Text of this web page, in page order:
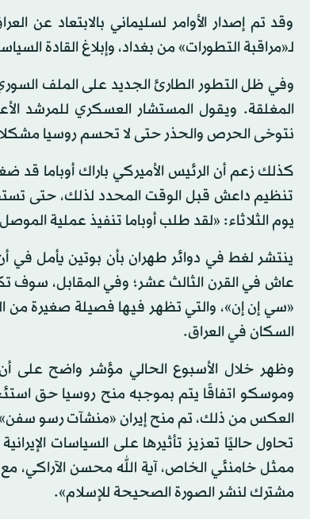
وقد تم إصدار الأوامر لسليماني بالابتعاد عن
لـ«مراقبة التطورات» من بغداد، وإبلاغ القادة
وفي ظل التطور الطارئ الجديد على الملف
المغلقة. ويقول المستشار العسكري للمرشد
نتوخى الحرص والحذر حتى لا تحسم روسيا
كذلك زعم أن الرئيس الأميركي باراك أوباما
تنظيم داعش قبل الوقت المحدد لذلك، حتى
يوم الثلاثاء: «لقد طلب أوباما تنفيذ عملية
ينتشر لغط في دوائر طهران بأن بوتين يأمل في
عاش في القرن الثالث عشر؛ وفي المقابل، سوف
«سي إن إن»، والتي تظهر فيها فصيلة صغيرة من
السكان في العراق.
وظهر خلال الأسبوع الحالي مؤشر واضح
العكس من ذلك، تم منح إيران «منشآت رسو
تحاول حاليًا تعزيز تأثيرها على السياسات
ممثل خامنئي الخاص، آية الله محسن الآراكي، مع
مشترك لنشر الصورة الصحيحة للإسلام».